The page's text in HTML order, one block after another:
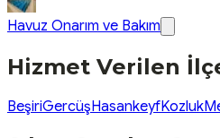
Havuz Onarım ve Bakım
Hizmet Verilen
BeşiriGercüşHasankeyfKozluk